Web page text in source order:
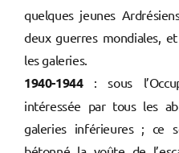
quelques jeunes
deux guerres mondiales,
les galeries.
1940-1944: sous
intéressée par tous les
galeries inférieures ; ce